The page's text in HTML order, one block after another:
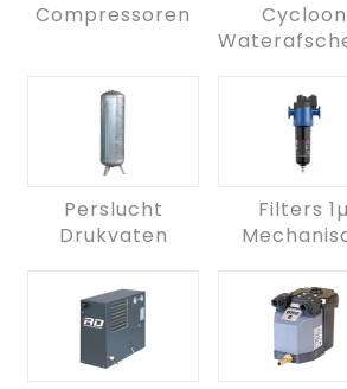
Compressoren
Cycloon
Perslucht
Drukvaten
Filters 1µ